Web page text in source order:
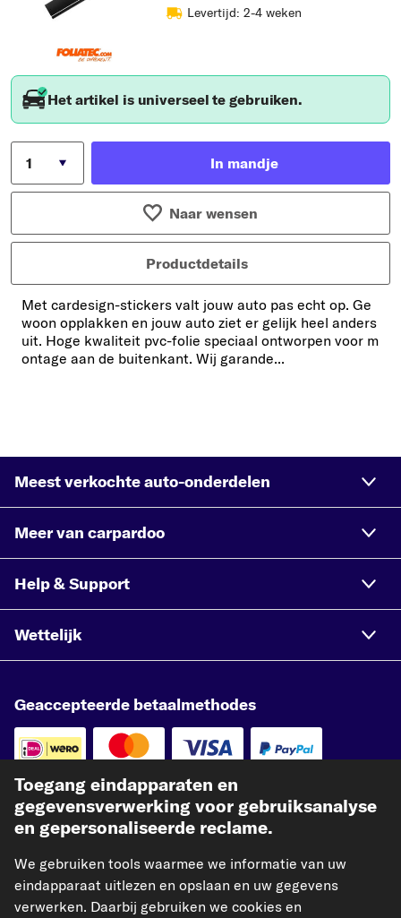
Levertijd: 2-4 weken
Het artikel is universeel te gebruiken.
In mandje
Naar wensen
Productdetails
Met cardesign-stickers valt jouw auto pas echt op. Ge
woon opplakken en jouw auto ziet er gelijk heel anders
uit. Hoge kwaliteit pvc-folie speciaal ontworpen voor m
ontage aan de buitenkant. Wij garande...
Meest verkochte auto-onderdelen
Meer van carpardoo
Help & Support
Wettelijk
Geaccepteerde betaalmethodes
Betaling vooraf
Toegang eindapparaten en
gegevensverwerking voor gebruiksanalyse
en gepersonaliseerde reclame.
We gebruiken tools waarmee we informatie van uw
eindapparaat uitlezen en opslaan en uw gegevens
verwerken. Daarbij gebruiken we cookies en